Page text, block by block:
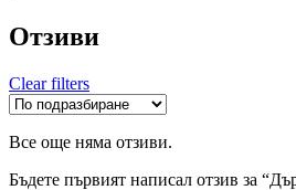
Отзиви
Clear filters
Все още няма отзиви.
Бъдете първият написал отзив за